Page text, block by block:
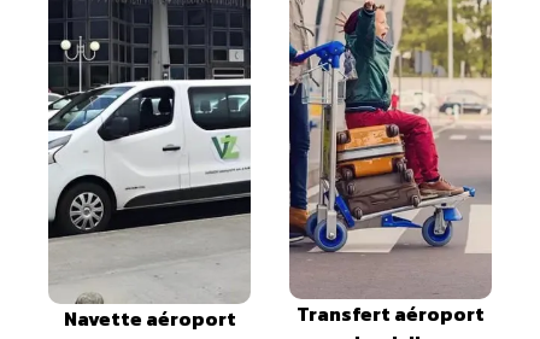
Navette aéroport
Transfert aéroport